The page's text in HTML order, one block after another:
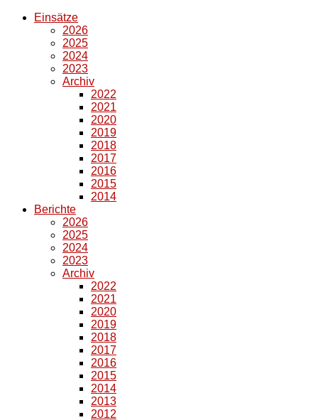
Einsätze
2026
2025
2024
2023
Archiv
2022
2021
2020
2019
2018
2017
2016
2015
2014
Berichte
2026
2025
2024
2023
Archiv
2022
2021
2020
2019
2018
2017
2016
2015
2014
2013
2012